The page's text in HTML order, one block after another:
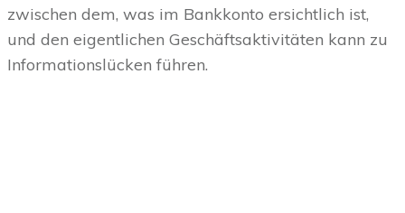
zwischen dem, was im Bankkonto ersichtlich ist,
und den eigentlichen Geschäftsaktivitäten kann zu
Informationslücken führen.